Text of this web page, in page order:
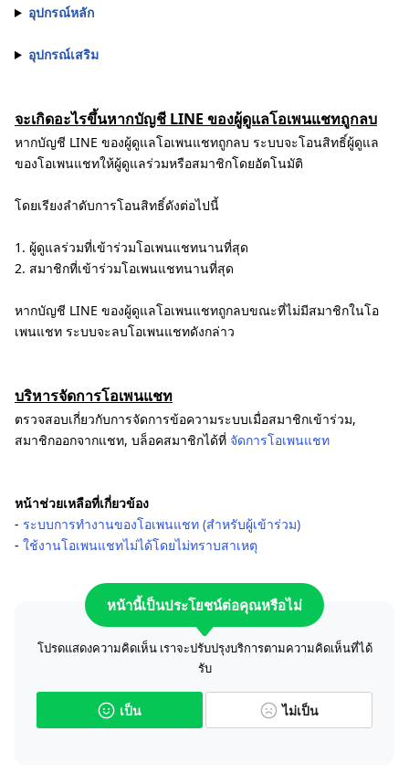
อุปกรณ์หลัก
อุปกรณ์เสริม
จะเกิดอะไรขึ้นหากบัญชี LINE ของผู้ดูแลโอเพนแชทถูกลบ
หากบัญชี LINE ของผู้ดูแลโอเพนแชทถูกลบ ระบบจะโอนสิทธิ์ผู้ดูแล
ของโอเพนแชทให้ผู้ดูแลร่วมหรือสมาชิกโดยอัตโนมัติ
โดยเรียงลำดับการโอนสิทธิ์ดังต่อไปนี้
1. ผู้ดูแลร่วมที่เข้าร่วมโอเพนแชทนานที่สุด
2. สมาชิกที่เข้าร่วมโอเพนแชทนานที่สุด
หากบัญชี LINE ของผู้ดูแลโอเพนแชทถูกลบขณะที่ไม่มีสมาชิกในโอ
เพนแชท ระบบจะลบโอเพนแชทดังกล่าว
บริหารจัดการโอเพนแชท
ตรวจสอบเกี่ยวกับการจัดการข้อความระบบเมื่อสมาชิกเข้าร่วม,
สมาชิกออกจากแชท, บล็อคสมาชิกได้ที่ จัดการโอเพนแชท
หน้าช่วยเหลือที่เกี่ยวข้อง
- ระบบการทำงานของโอเพนแชท (สำหรับผู้เข้าร่วม)
- ใช้งานโอเพนแชทไม่ได้โดยไม่ทราบสาเหตุ
หน้านี้เป็นประโยชน์ต่อคุณหรือไม่
โปรดแสดงความคิดเห็น เราจะปรับปรุงบริการตามความคิดเห็นที่ได้
รับ
เป็น ไม่เป็น